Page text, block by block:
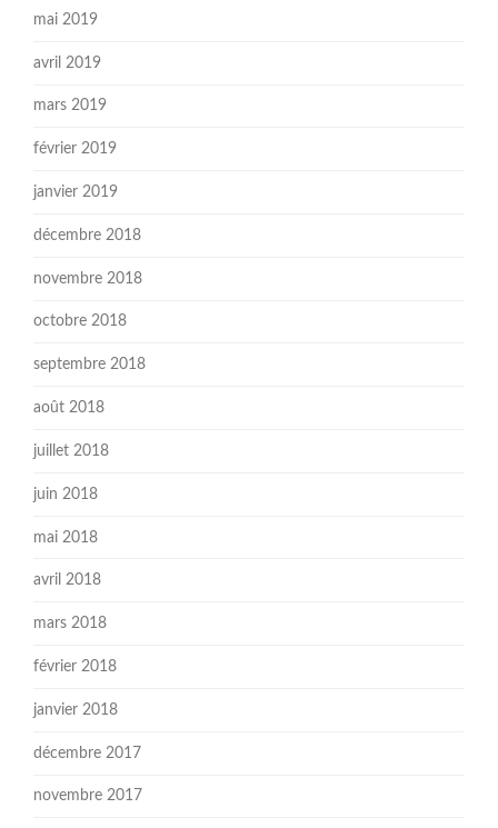
mai 2019
avril 2019
mars 2019
février 2019
janvier 2019
décembre 2018
novembre 2018
octobre 2018
septembre 2018
août 2018
juillet 2018
juin 2018
mai 2018
avril 2018
mars 2018
février 2018
janvier 2018
décembre 2017
novembre 2017